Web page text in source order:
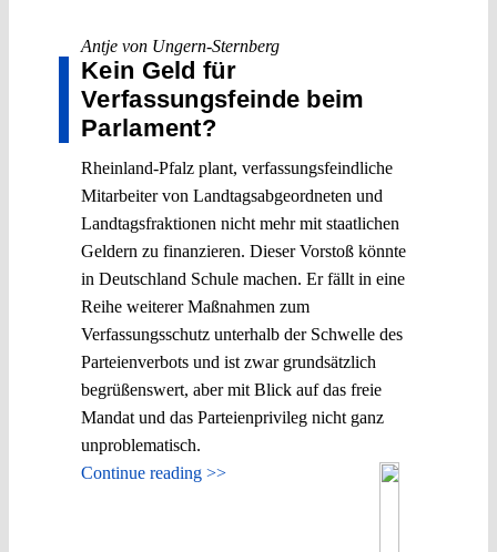
Antje von Ungern-Sternberg
Kein Geld für
Verfassungsfeinde beim
Parlament?
Rheinland-Pfalz plant, verfassungsfeindliche
Mitarbeiter von Landtagsabgeordneten und
Landtagsfraktionen nicht mehr mit staatlichen
Geldern zu finanzieren. Dieser Vorstoß könnte
in Deutschland Schule machen. Er fällt in eine
Reihe weiterer Maßnahmen zum
Verfassungsschutz unterhalb der Schwelle des
Parteienverbots und ist zwar grundsätzlich
begrüßenswert, aber mit Blick auf das freie
Mandat und das Parteienprivileg nicht ganz
unproblematisch.
Continue reading >>